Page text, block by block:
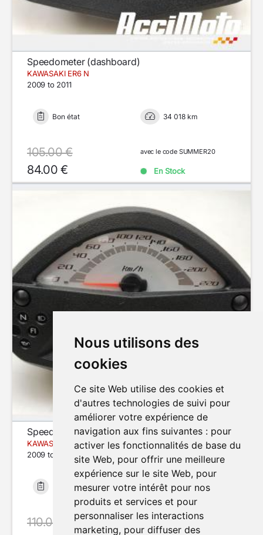
Nous utilisons des
cookies
Ce site Web utilise des cookies et
d'autres technologies de suivi pour
améliorer votre expérience de
navigation aux fins suivantes : pour
activer les fonctionnalités de base du
site Web, pour offrir une meilleure
expérience sur le site Web, pour
mesurer votre intérêt pour nos
produits et services et pour
personnaliser les interactions
marketing, pour diffuser des
Speedometer (dashboard)
KAWASAKI ER6 N
2009 to 2011
Bon état 34 018 km
105.00 €
84.00 €
avec le code SUMMER20
En Stock
Speedometer (dashboard)
KAWASAKI ER6 N
2009 to 2011
Bon état 25 552 km
110.00 €
avec le code SUMMER20